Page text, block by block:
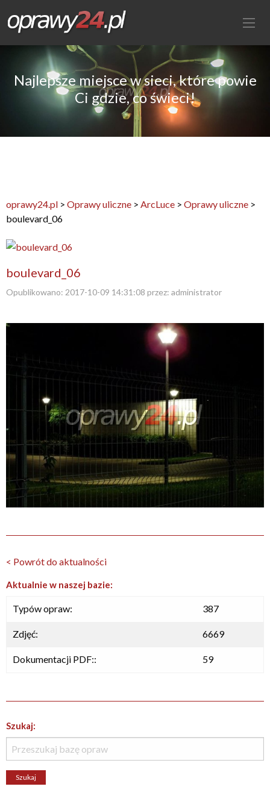
Najlepsze miejsce w sieci, które powie
Ci gdzie, co świeci!
oprawy24.pl > Oprawy uliczne > ArcLuce > Oprawy uliczne >
boulevard_06
boulevard_06
Opublikowano: 2017-10-09 14:31:08 przez: administrator
< Powrót do aktualności
Aktualnie w naszej bazie:
Typów opraw: 387
Zdjęć: 6669
Dokumentacji PDF:: 59
Szukaj: